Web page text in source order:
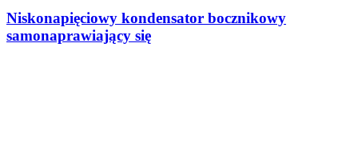
Niskonapięciowy kondensator bocznikowy
samonaprawiający się